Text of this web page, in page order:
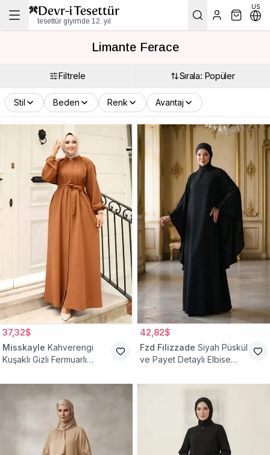
tesettür giyimde 12. yıl
US
Limante Ferace
Filtrele Sırala: Popüler
Stil Beden Renk Avantaj
37,32$
Misskayle Kahverengi
Kuşaklı Gizli Fermuarlı
42,82$
Fzd Filizzade Siyah Püskül
ve Payet Detaylı Elbise